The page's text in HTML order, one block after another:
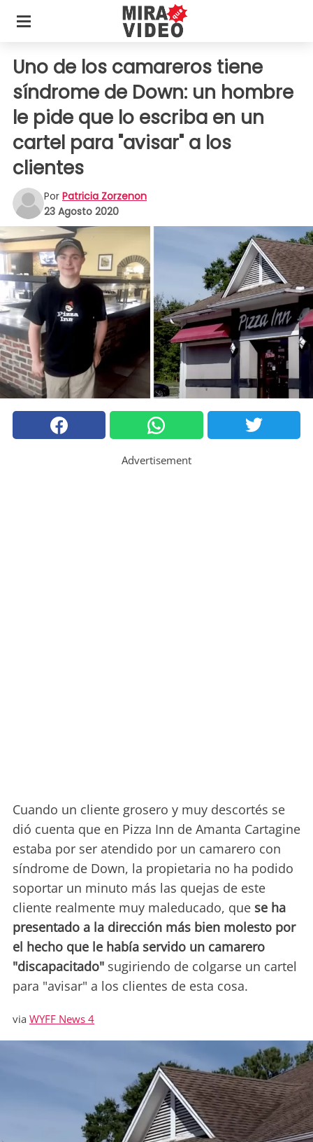
Uno de los camareros tiene
síndrome de Down: un hombre
le pide que lo escriba en un
cartel para "avisar" a los
clientes
Por Patricia Zorzenon
23 Agosto 2020
Advertisement
Cuando un cliente grosero y muy descortés se
dió cuenta que en Pizza Inn de Amanta Cartagine
estaba por ser atendido por un camarero con
síndrome de Down, la propietaria no ha podido
soportar un minuto más las quejas de este
cliente realmente muy maleducado, que se ha
presentado a la dirección más bien molesto por
el hecho que le había servido un camarero
"discapacitado" sugiriendo de colgarse un cartel
para "avisar" a los clientes de esta cosa.
via WYFF News 4